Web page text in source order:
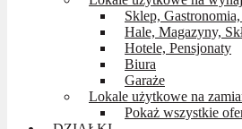
Sklep, Gastronomia,
Hale, Magazyny,
Hotele, Pensjonaty
Biura
Garaże
Lokale użytkowe na
Pokaż wszystkie